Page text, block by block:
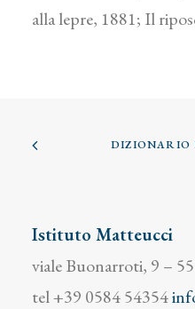
alla lepre, 1881; Il
DIZIONARIO
Istituto Matteucci
viale Buonarroti, 9 –
tel +39 0584 54354